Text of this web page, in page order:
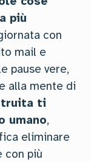
più
con
mail e
pause vere,
alla mente di
ti
umano,
eliminare
più